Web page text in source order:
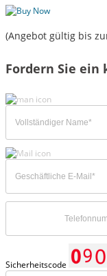
(Angebot gültig bis
Fordern Sie ein
Sicherheitscode